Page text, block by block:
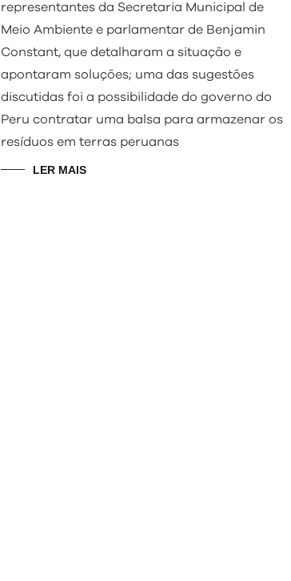
representantes da Secretaria Municipal de
Meio Ambiente e parlamentar de Benjamin
Constant, que detalharam a situação e
apontaram soluções; uma das sugestões
discutidas foi a possibilidade do governo do
Peru contratar uma balsa para armazenar os
resíduos em terras peruanas
LER MAIS